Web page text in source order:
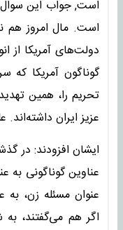
است, جواب این
دولت‌های آمریکا از
گوناگون آمریکا که
تحریم را، همین
عزیز ایران
ایشان افزودند: در
عناوین گوناگونی به
عنوان مسئله زن، به
اگر هم می‌گفتند، به